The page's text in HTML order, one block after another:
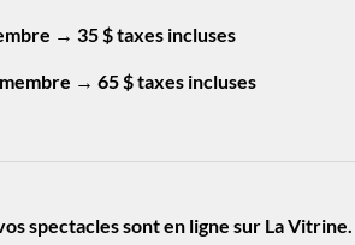
→ 35 $ taxes incluses
→ 65 $ taxes incluses
spectacles sont en ligne sur La Vitrine.